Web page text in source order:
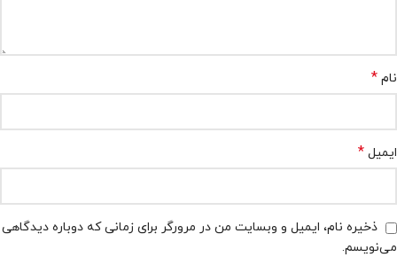
نام *
ایمیل *
ذخیره نام، ایمیل و وبسایت من در مرورگر برای زمانی که دوباره دیدگاهی
می‌نویسم.